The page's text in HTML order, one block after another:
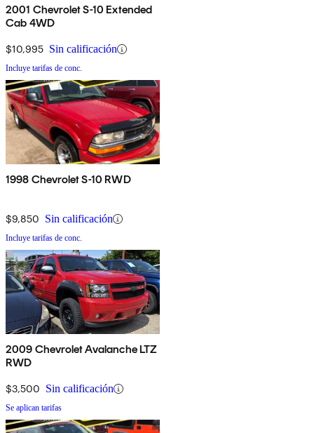
2001 Chevrolet S-10 Extended
Cab 4WD
$10,995 Sin calificación
Incluye tarifas de conc.
1998 Chevrolet S-10 RWD
$9,850 Sin calificación
Incluye tarifas de conc.
2009 Chevrolet Avalanche LTZ
RWD
$3,500 Sin calificación
Se aplican tarifas